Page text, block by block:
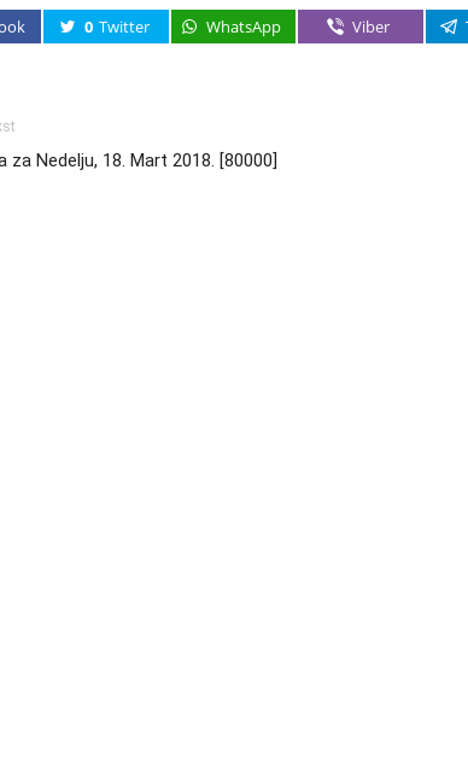
0 Twitter WhatsApp Viber
za Nedelju, 18. Mart 2018. [80000]